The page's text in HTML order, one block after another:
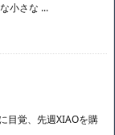
小さな ...
目覚、先週XIAOを購